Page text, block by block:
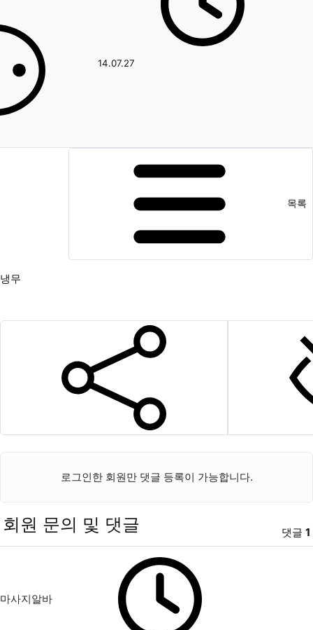
14.07.27
목록
냉무
SNS 공유
로그인한 회원만 댓글 등록이 가능합니다.
회원 문의 및 댓글 댓글 1
마사지알바